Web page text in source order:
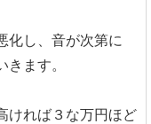
化し、音が次第に
ます。
ければ３な万円ほど